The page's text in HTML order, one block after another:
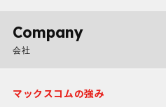
Company
会社
マックスコムの強み